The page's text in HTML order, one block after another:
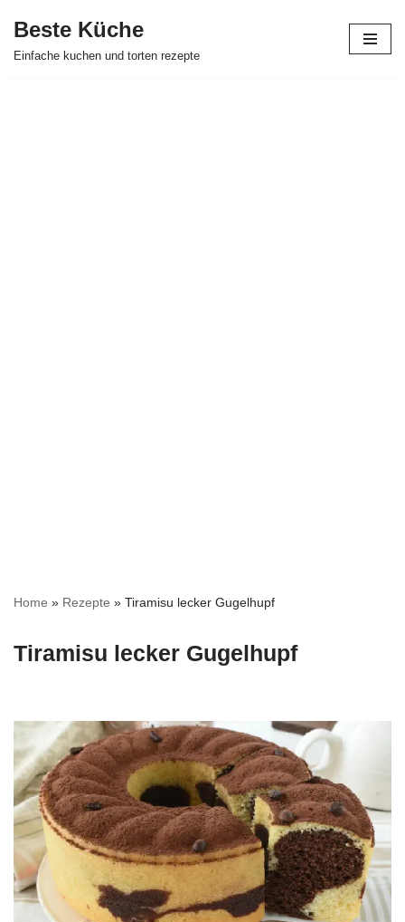
Zum
Beste Küche
Einfache kuchen und torten rezepte
Home » Rezepte » Tiramisu lecker Gugelhupf
Tiramisu lecker Gugelhupf